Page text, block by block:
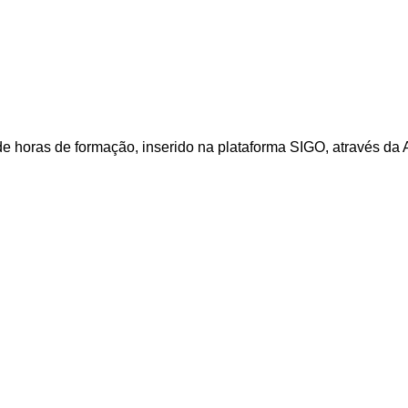
horas de formação, inserido na plataforma SIGO, através